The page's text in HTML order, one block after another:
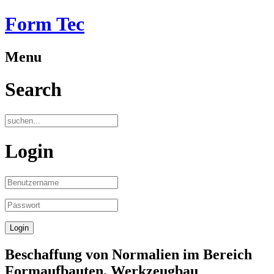
Form Tec
Menu
Search
Login
Beschaffung von Normalien im Bereich
Formaufbauten, Werkzeugbau